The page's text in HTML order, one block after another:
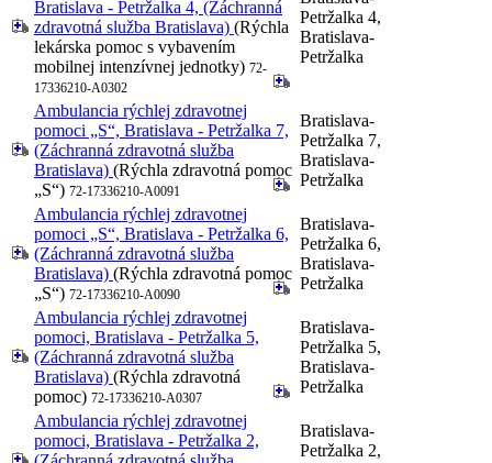
Bratislava - Petržalka 4, (Záchranná
zdravotná služba Bratislava) (Rýchla
lekárska pomoc s vybavením
mobilnej intenzívnej jednotky) 72-
17336210-A0302
Petržalka 4,
Bratislava-
Petržalka
Ambulancia rýchlej zdravotnej
pomoci „S“, Bratislava - Petržalka 7,
(Záchranná zdravotná služba
Bratislava) (Rýchla zdravotná pomoc
„S“) 72-17336210-A0091
Bratislava-
Petržalka 7,
Bratislava-
Petržalka
Ambulancia rýchlej zdravotnej
pomoci „S“, Bratislava - Petržalka 6,
(Záchranná zdravotná služba
Bratislava) (Rýchla zdravotná pomoc
„S“) 72-17336210-A0090
Bratislava-
Petržalka 6,
Bratislava-
Petržalka
Ambulancia rýchlej zdravotnej
pomoci, Bratislava - Petržalka 5,
(Záchranná zdravotná služba
Bratislava) (Rýchla zdravotná
pomoc) 72-17336210-A0307
Bratislava-
Petržalka 5,
Bratislava-
Petržalka
Ambulancia rýchlej zdravotnej
pomoci, Bratislava - Petržalka 2,
Bratislava-
Petržalka 2,